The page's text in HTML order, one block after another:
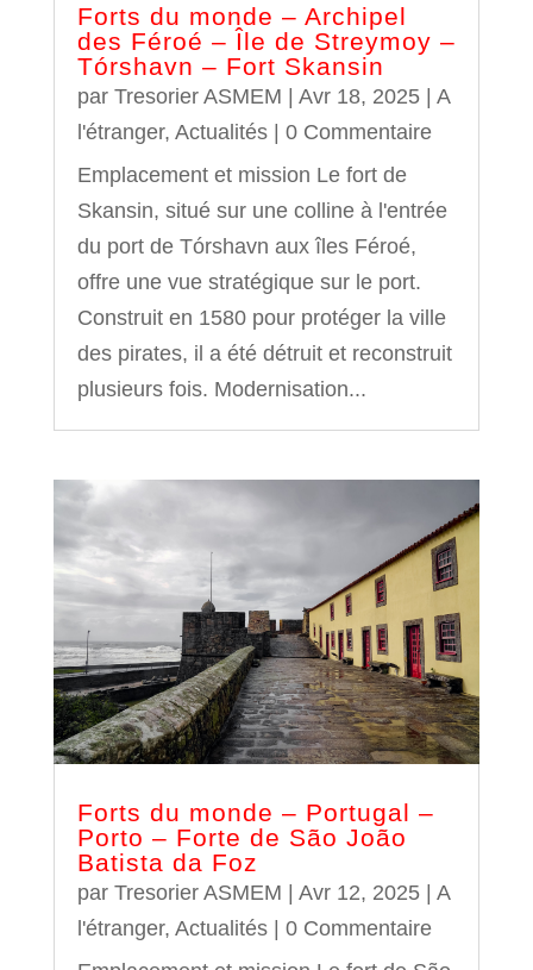
Forts du monde – Archipel
des Féroé – Île de Streymoy –
Tórshavn – Fort Skansin
par Tresorier ASMEM | Avr 18, 2025| A
l'étranger, Actualités| 0 Commentaire
Emplacement et mission Le fort de
Skansin, situé sur une colline à l'entrée
du port de Tórshavn aux îles Féroé,
offre une vue stratégique sur le port.
Construit en 1580 pour protéger la ville
des pirates, il a été détruit et reconstruit
plusieurs fois. Modernisation...
Forts du monde – Portugal –
Porto – Forte de São João
Batista da Foz
par Tresorier ASMEM Avr 12, 2025| A
l'étranger, Actualités| 0 Commentaire